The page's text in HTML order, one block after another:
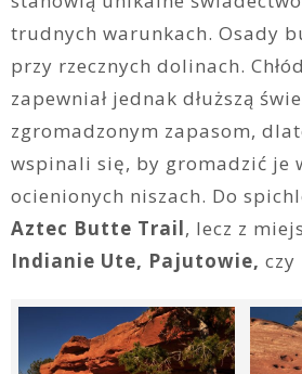
trudnych warunkach. Osady
przy rzecznych dolinach.
zapewniał jednak dłuższą
zgromadzonym zapasom,
wspinali się, by gromadzić je
ocienionych niszach. Do
Aztec Butte Trail, lecz z
Indianie Ute, Pajutowie, czy